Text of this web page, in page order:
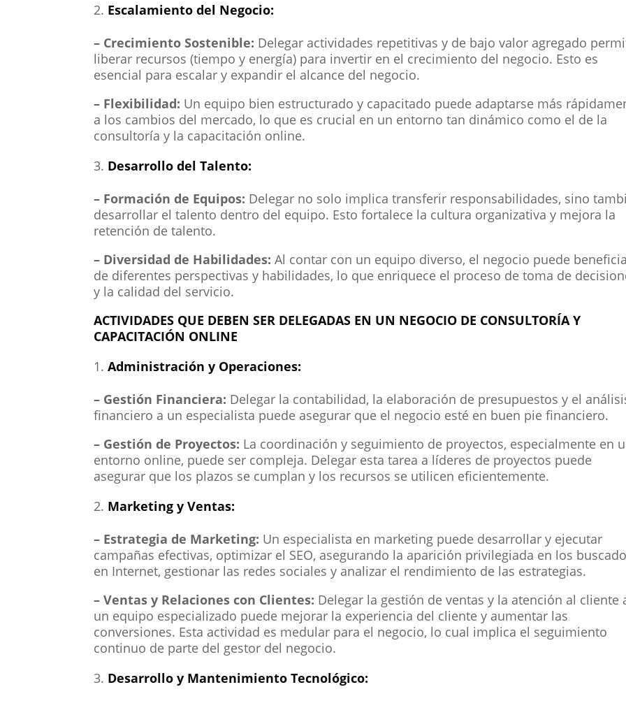
Escalamiento del Negocio:
– Crecimiento Sostenible: Delegar actividades repetitivas y de bajo valor agregado
liberar recursos (tiempo y energía) para invertir en el crecimiento del negocio. Esto es
esencial para escalar y expandir el alcance del negocio.
– Flexibilidad: Un equipo bien estructurado y capacitado puede adaptarse más
a los cambios del mercado, lo que es crucial en un entorno tan dinámico como el de la
consultoría y la capacitación online.
Desarrollo del Talento:
– Formación de Equipos: Delegar no solo implica transferir responsabilidades, sino
desarrollar el talento dentro del equipo. Esto fortalece la cultura organizativa y mejora la
retención de talento.
– Diversidad de Habilidades: Al contar con un equipo diverso, el negocio puede
de diferentes perspectivas y habilidades, lo que enriquece el proceso de toma de
y la calidad del servicio.
ACTIVIDADES QUE DEBEN SER DELEGADAS EN UN NEGOCIO DE CONSULTORÍA Y
CAPACITACIÓN ONLINE
Administración y Operaciones:
– Gestión Financiera: Delegar la contabilidad, la elaboración de presupuestos y el
financiero a un especialista puede asegurar que el negocio esté en buen pie financiero.
– Gestión de Proyectos: La coordinación y seguimiento de proyectos, especialmente en
entorno online, puede ser compleja. Delegar esta tarea a líderes de proyectos puede
asegurar que los plazos se cumplan y los recursos se utilicen eficientemente.
Marketing y Ventas:
– Estrategia de Marketing: Un especialista en marketing puede desarrollar y ejecutar
campañas efectivas, optimizar el SEO, asegurando la aparición privilegiada en los
en Internet, gestionar las redes sociales y analizar el rendimiento de las estrategias.
– Ventas y Relaciones con Clientes: Delegar la gestión de ventas y la atención al cliente
un equipo especializado puede mejorar la experiencia del cliente y aumentar las
conversiones. Esta actividad es medular para el negocio, lo cual implica el seguimiento
continuo de parte del gestor del negocio.
Desarrollo y Mantenimiento Tecnológico: